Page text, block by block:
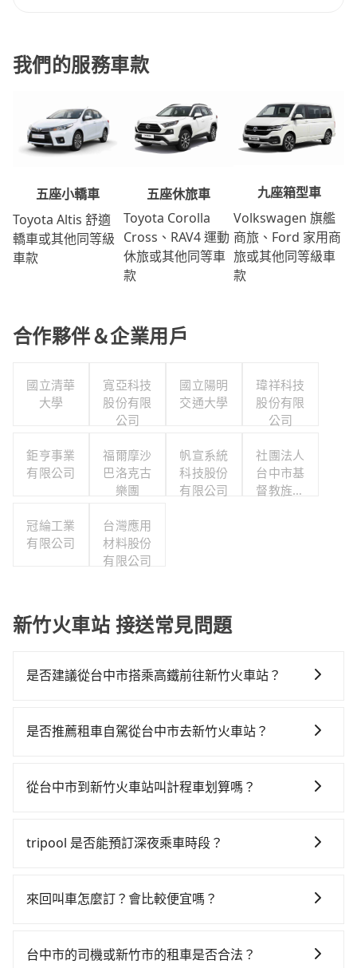
我們的服務車款
五座小轎車
Toyota Altis 舒適
轎車或其他同等級
車款
五座休旅車
Toyota Corolla
Cross、RAV4 運動
休旅或其他同等車
款
九座箱型車
Volkswagen 旗艦
商旅、Ford 家用商
旅或其他同等級車
款
合作夥伴＆企業用戶
國立清華
大學
寬亞科技
股份有限
公司
國立陽明
交通大學
瑋祥科技
股份有限
公司
鉅亨事業
有限公司
福爾摩沙
巴洛克古
樂團
帆宣系統
科技股份
有限公司
社團法人
台中市基
督教旌旗
冠綸工業
有限公司
台灣應用
材料股份
有限公司
新竹火車站 接送常見問題
是否建議從台中市搭乘高鐵前往新竹火車站？
時、轉車麻煩！從最早06:05一直到22:59，台中-新竹一
35分鐘。抵達高鐵站後，步行進站、現場購票並於月台
5分鐘出站、等待車站前排班的計程車，搭上小黃後約花
同行，高鐵加轉乘之平均每人花費為680元。不過，台中
送，則每人平均花費約630元，費時1小時7分鐘。選擇
是否推薦租車自駕從台中市去新竹火車站？
時不需要閉目養神（因為要自己開車），最重要的是你
$115~205承租小轎車，每公里再額外加收$3.2，從台中
達目的地後多久原路返回），雖已將eTag和可能的每小
車型，如Toyota Yaris、Prius C、Vios這類乘坐體驗較
從台中市到新竹火車站叫計程車划算嗎？
灣大車隊、Uber、Line Taxi、Yoxi等，如果在路邊攔不
計算，價格約為2,325~2,800元間，但如改預約tripool
被坑受騙。綜合以上，無論在價格或服務品質上，
tripool 是否能預訂深夜乘車時段？
來回叫車怎麼訂？會比較便宜嗎？
趟車的資訊，所以如果需要來回叫車，請分兩筆訂單預
台中市的司機或新竹市的租車是否合法？